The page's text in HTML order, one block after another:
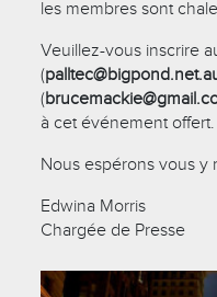
les membres sont
Veuillez-vous inscrire
(
(
à cet événement offert.
Nous espérons vous y
Edwina Morris
Chargée de Presse